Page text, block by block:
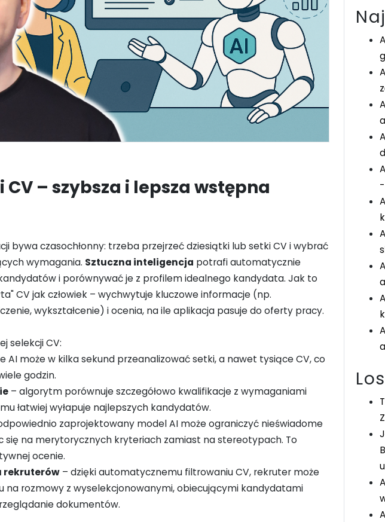
CV – szybsza i lepsza wstępna
bywa czasochłonny: trzeba przejrzeć dziesiątki lub setki CV i wybrać
wymagania. Sztuczna inteligencja potrafi automatycznie
i porównywać je z profilem idealnego kandydata. Jak to
CV jak człowiek – wychwytuje kluczowe informacje (np.
wykształcenie) i ocenia, na ile aplikacja pasuje do oferty pracy.
selekcji CV:
AI może w kilka sekund przeanalizować setki, a nawet tysiące CV, co
godzin.
– algorytm porównuje szczegółowo kwalifikacje z wymaganiami
łatwiej wyłapuje najlepszych kandydatów.
zaprojektowany model AI może ograniczyć nieświadome
się na merytorycznych kryteriach zamiast na stereotypach. To
ocenie.
rekruterów – dzięki automatycznemu filtrowaniu CV, rekruter może
na rozmowy z wyselekcjonowanymi, obiecującymi kandydatami
dokumentów.